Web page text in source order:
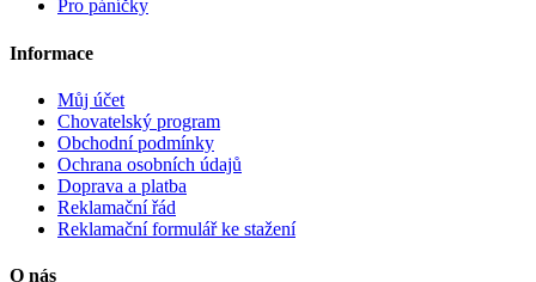
Pro páníčky
Informace
Můj účet
Chovatelský program
Obchodní podmínky
Ochrana osobních údajů
Doprava a platba
Reklamační řád
Reklamační formulář ke stažení
O nás